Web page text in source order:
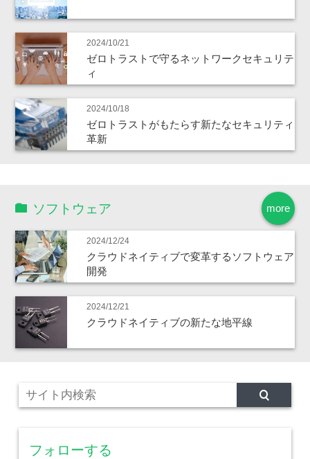
2024/10/21
ゼロトラストで守るネットワークセキュリテ
ィ
2024/10/18
ゼロトラストがもたらす新たなセキュリティ
革新
more
ソフトウェア
2024/12/24
クラウドネイティブで変革するソフトウェア
開発
2024/12/21
クラウドネイティブの新たな地平線
フォローする